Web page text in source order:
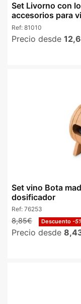
Set Livorno con
accesorios para
Ref: 81010
Precio desde
Set vino Bota
dosificador
Ref: 76253
8,85€ Descuento -
Precio desde